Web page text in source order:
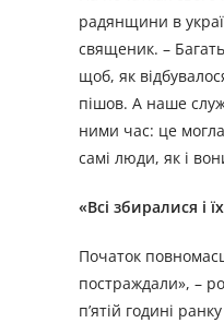
радянщини в
священик. –
щоб, як
пішов. А наше
ними час: це
самі люди, як і
«Всі збиралися і
Початок
постраждали», –
п’ятій годині